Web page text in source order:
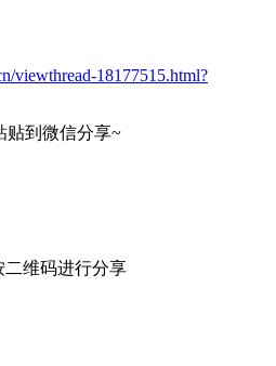
viewthread-18177515.html?
贴到微信分享~
二维码进行分享